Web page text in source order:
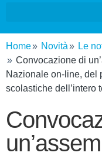
Home Novità
Le
Convocazione di
Nazionale on-line, del
scolastiche dell’intero